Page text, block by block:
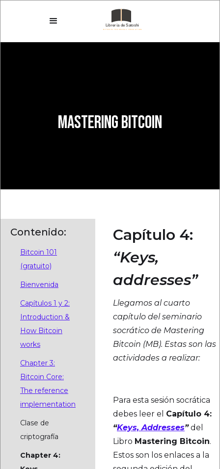
MASTERING BITCOIN
Contenido:
Bitcoin 101
(gratuito)
Bienvenida
Capítulos 1 y 2:
Introduction &
How Bitcoin
works
Chapter 3:
Bitcoin Core:
The reference
implementation
Clase de
criptografía
Chapter 4:
Capítulo 4:
“Keys,
addresses”
Llegamos al cuarto
capítulo del seminario
socrático de Mastering
Bitcoin (MB). Estas son las
actividades a realizar:
Para esta sesión socrática
debes leer el Capítulo 4:
“Keys, Addresses”del
Libro Mastering Bitcoin.
Estos son los enlaces a la